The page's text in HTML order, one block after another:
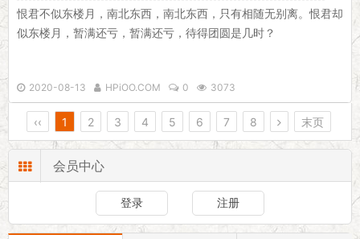
恨君不似东楼月，南北东西，南北东西，只有相随无别离。恨君却
似东楼月，暂满还亏，暂满还亏，待得团圆是几时？
2020-08-13 HPiOO.COM 0 3073
‹‹ 1 2 3 4 5 6 7 8 末页
会员中心
登录 注册